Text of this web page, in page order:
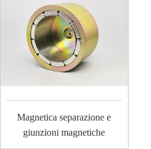
Magnetica separazione e
giunzioni magnetiche